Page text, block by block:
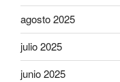
agosto 2025
julio 2025
junio 2025